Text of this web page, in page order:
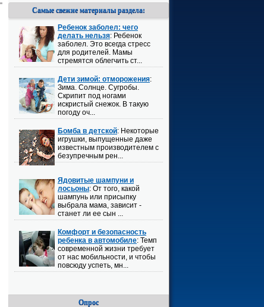
Самые свежие материалы раздела:
Ребенок заболел: чего
делать нельзя: Ребенок
заболел. Это всегда стресс
для родителей. Мамы
стремятся облегчить ст...
Дети зимой: отморожения:
Зима. Солнце. Сугробы.
Скрипит под ногами
искристый снежок. В такую
погоду оч...
Бомба в детской: Некоторые
игрушки, выпущенные даже
известным производителем с
безупречным рен...
Ядовитые шампуни и
лосьоны: От того, какой
шампунь или присыпку
выбрала мама, зависит -
станет ли ее сын ...
Комфорт и безопасность
ребенка в автомобиле: Темп
современной жизни требует
от нас мобильности, и чтобы
повсюду успеть, мн...
Опрос